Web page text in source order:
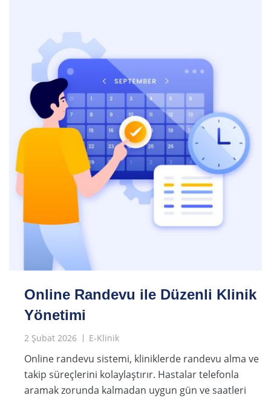
Online Randevu ile Düzenli Klinik
Yönetimi
2 Şubat 2026 E-Klinik
Online randevu sistemi, kliniklerde randevu alma ve
takip süreçlerini kolaylaştırır. Hastalar telefonla
aramak zorunda kalmadan uygun gün ve saatleri